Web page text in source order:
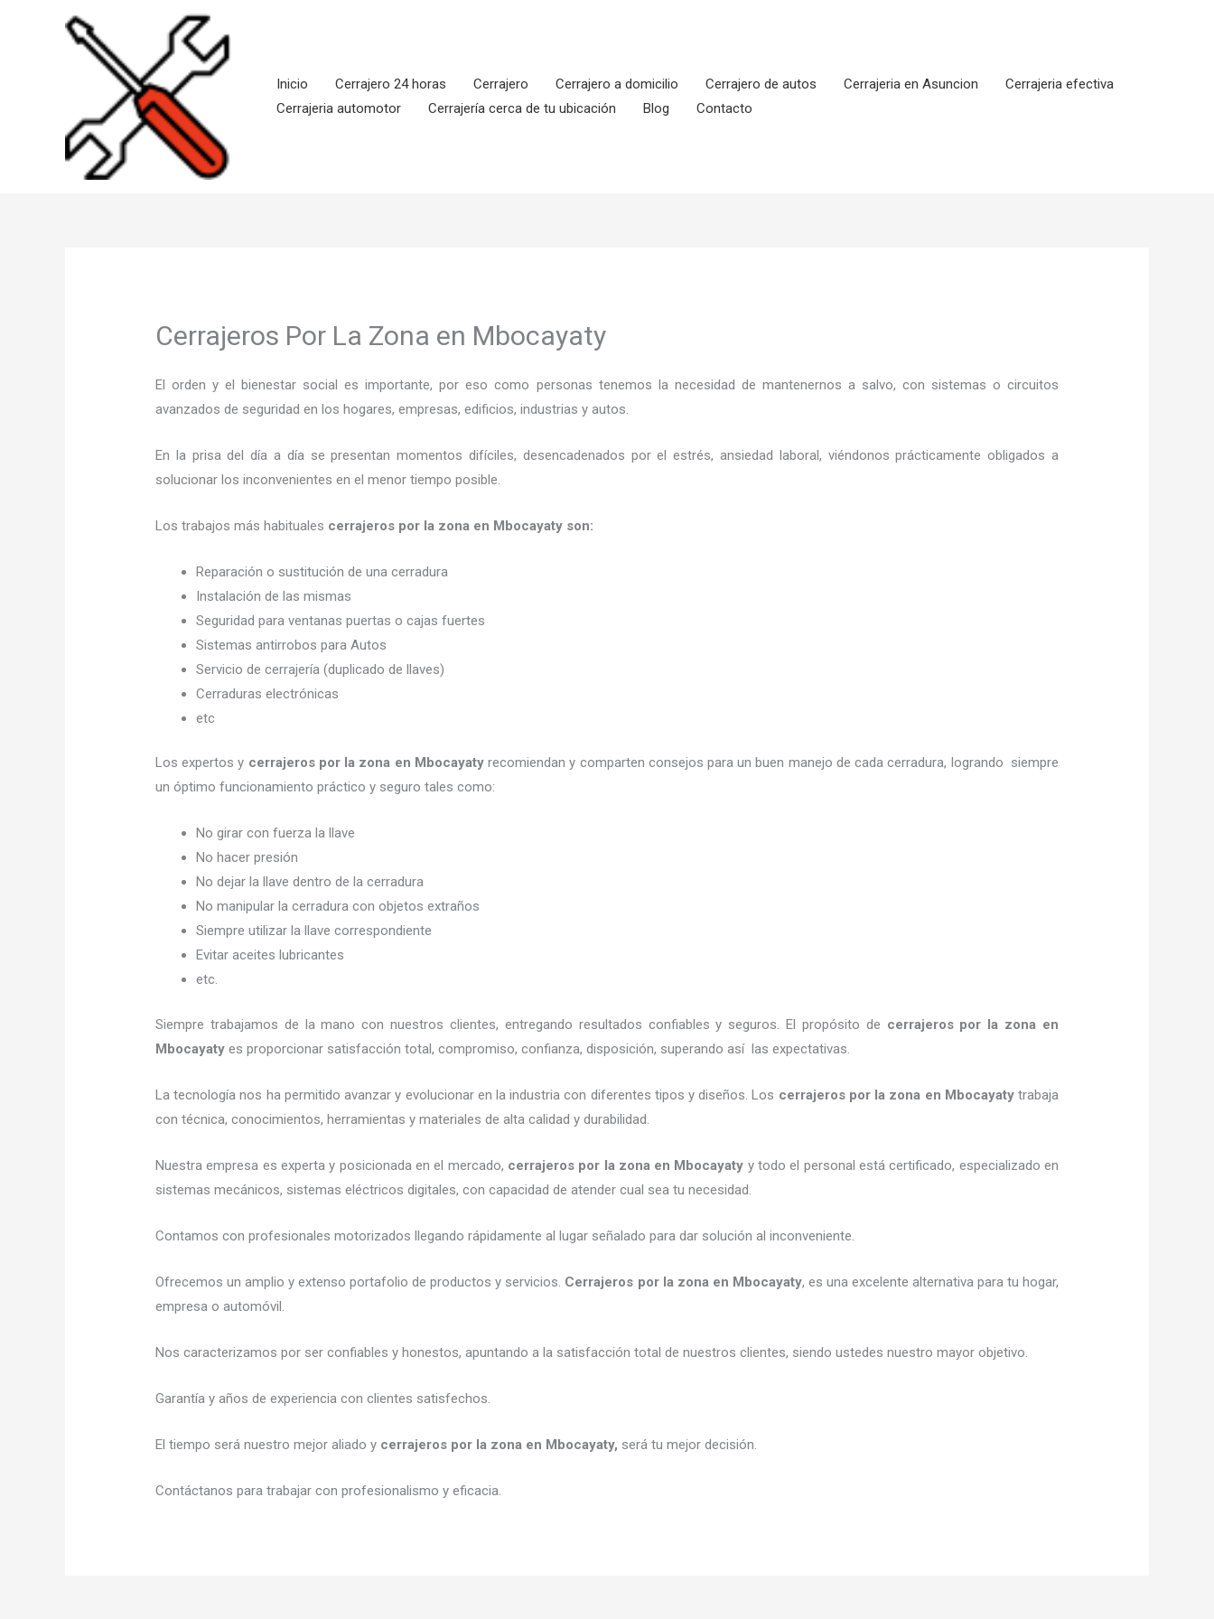
Inicio
Cerrajero 24 horas Cerrajero Cerrajero a domicilio Cerrajero de autos Cerrajeria en Asuncion
Cerrajeria efectiva
Cerrajeria automotor
Cerrajería cerca de tu ubicación Blog Contacto
Cerrajeros Por La Zona en Mbocayaty
El orden y el bienestar social es importante, por eso como personas tenemos la necesidad de mantenernos a salvo, con sistemas o circuitos
avanzados de seguridad en los hogares, empresas, edificios, industrias y autos.
En la prisa del día a día se presentan momentos difíciles, desencadenados por el estrés, ansiedad laboral, viéndonos prácticamente obligados a
solucionar los inconvenientes en el menor tiempo posible.
Los trabajos más habituales cerrajeros por la zona en Mbocayaty son:
Reparación o sustitución de una cerradura
Instalación de las mismas
Seguridad para ventanas puertas o cajas fuertes
Sistemas antirrobos para Autos
Servicio de cerrajería (duplicado de llaves)
Cerraduras electrónicas
etc
Los expertos y cerrajeros por la zona en Mbocayaty recomiendan y comparten consejos para un buen manejo de cada cerradura, logrando siempre
un óptimo funcionamiento práctico y seguro tales como:
No girar con fuerza la llave
No hacer presión
No dejar la llave dentro de la cerradura
No manipular la cerradura con objetos extraños
Siempre utilizar la llave correspondiente
Evitar aceites lubricantes
etc.
Siempre trabajamos de la mano con nuestros clientes, entregando resultados confiables y seguros. El propósito de cerrajeros por la zona en
Mbocayaty es proporcionar satisfacción total, compromiso, confianza, disposición, superando así las expectativas.
La tecnología nos ha permitido avanzar y evolucionar en la industria con diferentes tipos y diseños. Los cerrajeros por la zona en Mbocayatytrabaja
con técnica, conocimientos, herramientas y materiales de alta calidad y durabilidad.
Nuestra empresa es experta y posicionada en el mercado, cerrajeros por la zona en Mbocayaty y todo el personal está certificado, especializado en
sistemas mecánicos, sistemas eléctricos digitales, con capacidad de atender cual sea tu necesidad.
Contamos con profesionales motorizados llegando rápidamente al lugar señalado para dar solución al inconveniente.
Ofrecemos un amplio y extenso portafolio de productos y servicios. Cerrajeros por la zona en Mbocayaty, es una excelente alternativa para tu hogar,
empresa o automóvil.
Nos caracterizamos por ser confiables y honestos, apuntando a la satisfacción total de nuestros clientes, siendo ustedes nuestro mayor objetivo.
Garantía y años de experiencia con clientes satisfechos.
El tiempo será nuestro mejor aliado y cerrajeros por la zona en Mbocayaty, será tu mejor decisión.
Contáctanos para trabajar con profesionalismo y eficacia.